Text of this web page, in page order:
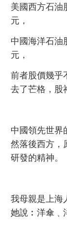
美國西方石油
元，
中國海洋石油
元，
前者股價幾乎
去了芒格，股
中國領先世界
然落後西方，
研發的精神。
我母親是上海
她說︰洋傘﹑